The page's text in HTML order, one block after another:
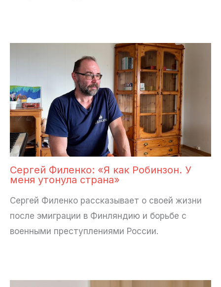
Сергей Филенко: «Я как Робинзон. У
меня утонула страна»
Сергей Филенко рассказывает о своей жизни
после эмиграции в Финляндию и борьбе с
военными преступлениями России.